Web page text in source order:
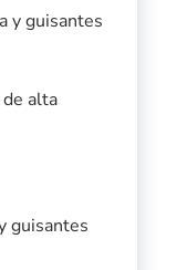
y guisantes
alta
guisantes